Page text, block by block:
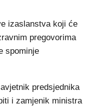
izaslanstva koji će
pregovorima
spominje
predsjednika
i zamjenik ministra